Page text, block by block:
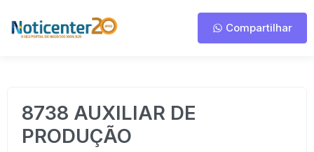
Compartilhar
8738 AUXILIAR DE
PRODUÇÃO